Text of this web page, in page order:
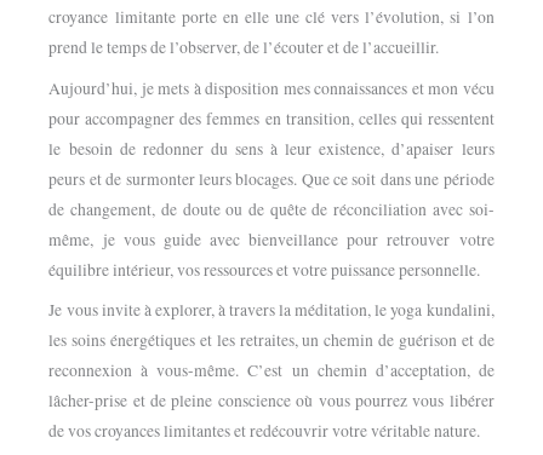
croyance limitante porte en elle une clé vers l’évolution, si l’on
prend le temps de l’observer, de l’écouter et de l’accueillir.
Aujourd’hui, je mets à disposition mes connaissances et mon vécu
pour accompagner des femmes en transition, celles qui ressentent
le besoin de redonner du sens à leur existence, d’apaiser leurs
peurs et de surmonter leurs blocages. Que ce soit dans une période
de changement, de doute ou de quête de réconciliation avec soi-
même, je vous guide avec bienveillance pour retrouver votre
équilibre intérieur, vos ressources et votre puissance personnelle.
Je vous invite à explorer, à travers la méditation, le yoga kundalini,
les soins énergétiques et les retraites, un chemin de guérison et de
reconnexion à vous-même. C’est un chemin d’acceptation, de
lâcher-prise et de pleine conscience où vous pourrez vous libérer
de vos croyances limitantes et redécouvrir votre véritable nature.